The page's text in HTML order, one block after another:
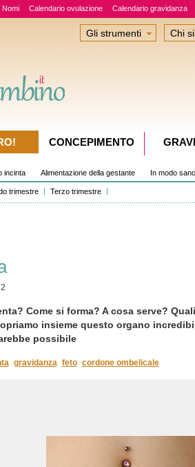
Nomi Calendario ovulazione Calendario gravidanza
incinta Alimentazione della gestante In modo
trimestre Terzo trimestre
Come si forma? A cosa serve?
insieme questo organo
possibile
gravidanza feto cordone ombelicale
Gli strumenti Chi
CONCEPIMENTO